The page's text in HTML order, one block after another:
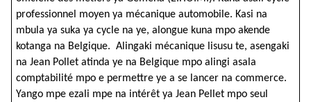
professionnel moyen ya mécanique automobile. Kasi na
mbula ya suka ya cycle na ye, alongue kuna mpo akende
kotanga na Belgique. Alingaki mécanique lisusu te, asengaki
na Jean Pollet atinda ye na Belgique mpo alingi asala
comptabilité mpo e permettre ye a se lancer na commerce.
Yango mpe ezali mpe na intérêt ya Jean Pellet mpo seul